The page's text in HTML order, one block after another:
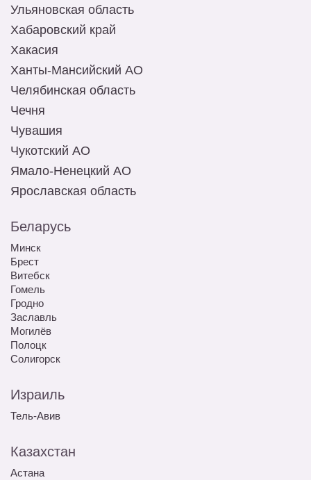
Ульяновская область
Хабаровский край
Хакасия
Ханты-Мансийский АО
Челябинская область
Чечня
Чувашия
Чукотский АО
Ямало-Ненецкий АО
Ярославская область
Беларусь
Минск
Брест
Витебск
Гомель
Гродно
Заславль
Могилёв
Полоцк
Солигорск
Израиль
Тель-Авив
Казахстан
Астана